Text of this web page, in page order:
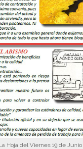
Hoja del Viernes 19 de Junio